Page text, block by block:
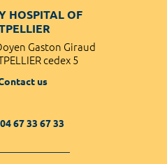
HOSPITAL OF
Gaston Giraud
cedex 5
us
67 33 67 33